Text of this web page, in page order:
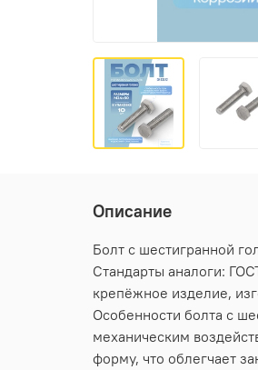
Описание
Болт с шестигранной
Стандарты аналоги:
крепёжное изделие,
Особенности болта с
механическим
форму, что облегчает